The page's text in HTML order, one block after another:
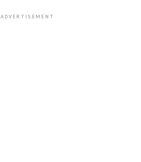
ADVERTISEMENT